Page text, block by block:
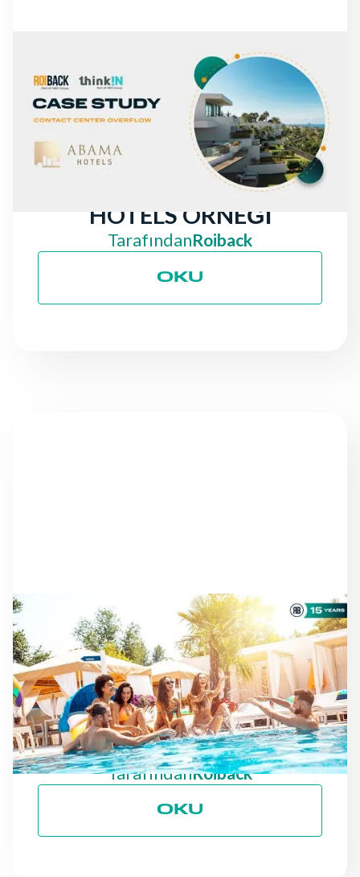
HABERLER
CEVAPSIZ
ARAMALARDAN
DOĞRUDAN GELIRDE
%30 ARTIŞA: ABAMA
HOTELS ÖRNEĞI
TarafındanRoiback
OKU
HABERLER
SEZON ILERLEDIKÇE: ESG
HEDEFLERINE
ODAKLANMAYA DEVAM
ETMEK
TarafındanRoiback
OKU